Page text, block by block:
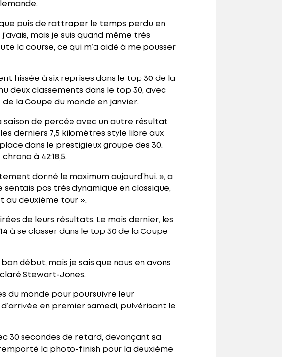
puis de rattraper le temps perdu en
mais je suis quand même très
la course, ce qui m’a aidé à me pousser
hissée à six reprises dans le top 30 de la
deux classements dans le top 30, avec
la Coupe du monde en janvier.
saison de percée avec un autre résultat
derniers 7,5 kilomètres style libre aux
dans le prestigieux groupe des 30.
à 42:18,5.
donné le maximum aujourd’hui. », a
pas très dynamique en classique,
au deuxième tour ».
de leurs résultats. Le mois dernier, les
à se classer dans le top 30 de la Coupe
début, mais je sais que nous en avons
Stewart-Jones.
du monde pour poursuivre leur
en premier samedi, pulvérisant le
30 secondes de retard, devançant sa
la photo-finish pour la deuxième